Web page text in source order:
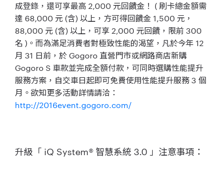
成登錄，還可享最高 2,000 元回饋金！ ( 刷卡總金額需
達 68,000 元 (含) 以上，方可得回饋金 1,500 元，
88,000 元 (含) 以上，可享 2,000 元回饋，限前 300
名 )。而為滿足消費者對極致性能的渴望，凡於今年 12
月 31 日前，於 Gogoro 直營門市或網路商店新購
Gogoro S 車款並完成全額付款，可同時選購性能提升
服務方案，自交車日起即可免費使用性能提升服務 3 個
月。欲知更多活動詳情請洽：
http://2016event.gogoro.com/
升級「 iQ System® 智慧系統 3.0 」注意事項：